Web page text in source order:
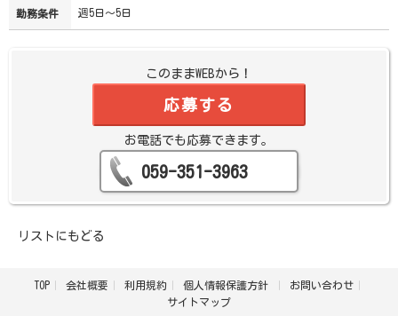
勤務条件 週5日～5日
このままWEBから！
応募する
お電話でも応募できます。
059-351-3963
リストにもどる
TOP 会社概要 利用規約 個人情報保護方針
お問い合わせ
サイトマップ